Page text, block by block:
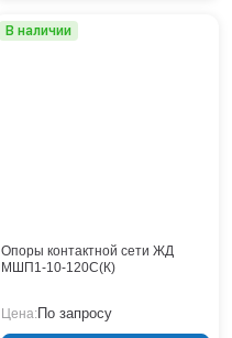
В наличии
Опоры контактной сети ЖД
МШП1-10-120С(К)
Цена:По запросу